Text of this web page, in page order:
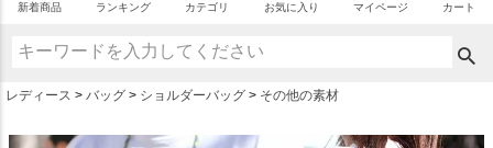
新着商品 ランキング カテゴリ お気に入り マイページ カート
レディース バッグ ショルダーバッグ その他の素材